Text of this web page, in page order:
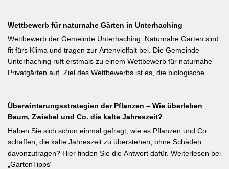
Weiterlesen bei meine-ernte.de Kurzfassung: Bis Mitte Juni ist die
Aussaat von Stangenbohnen direkt ins Freiland noch problemlos
möglich. Samen über Nacht wässern, 5–6 cm tief setzen,
Pflanzabstand 50 cm. Als Mittelzehrer brauchen Stangenbohnen
im Gegensatz zu Buschbohnen eine moderierte Düngung
der Luft binden – Vorfrucht-Wirkung für das nächste Gartenjahr.
Wettbewerb für naturnahe Gärten in Unterhaching
Wettbewerb der Gemeinde Unterhaching: Naturnahe Gärten sind
fit fürs Klima und tragen zur Artenvielfalt bei. Die Gemeinde
Unterhaching ruft erstmals zu einem Wettbewerb für naturnahe
Privatgärten auf. Ziel des Wettbewerbs ist es, die biologische
Verbesserung des Ortsklimas zu leisten. Warum? Entsiegelte
Flächen helfen… Hitze zu reduzieren Regenwasser besser zu
speichern und das Wohnumfeld insgesamt lebenswerter zu
gestalten. Insgesamt drei Gärten werden prämiert. Insgesamt drei
gleichwertige Sieger werden durch eine Expertenjury, bestehend
aus Vertretern der Gemeinde Unterhaching sowie des
Überwinterungsstrategien der Pflanzen – Wie überleben
Baum, Zwiebel und Co. die kalte Jahreszeit?
Haben Sie sich schon einmal gefragt, wie es Pflanzen und Co.
schaffen, die kalte Jahreszeit zu überstehen, ohne Schäden
davonzutragen? Hier finden Sie die Antwort dafür. Weiterlesen bei
„GartenTipps“